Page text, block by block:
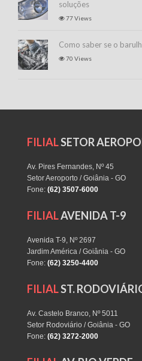
soluções
77 Views
Como saber se o
70 Views
FILIALSETOR
Av. Pires Fernandes, Nº 45
Setor Aeroporto / Goiânia - GO
Fone: (62) 3507-6000
FILIALAVENIDA T-9
Avenida T-9, Nº 2697
Jardim América / Goiânia - GO
Fone: (62) 3250-4400
FILIALST.
Av. Castelo Branco, Nº 5011
Setor Rodoviário / Goiânia - GO
Fone: (62) 3272-2000